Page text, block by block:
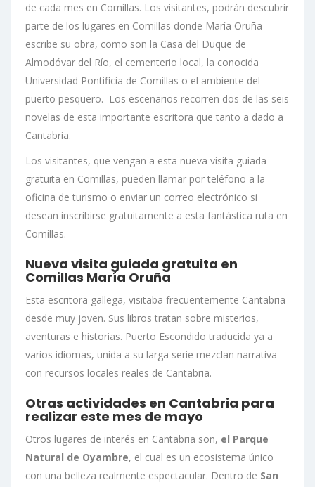
de cada mes en Comillas. Los visitantes, podrán descubrir
parte de los lugares en Comillas donde María Oruña
escribe su obra, como son la Casa del Duque de
Almodóvar del Río, el cementerio local, la conocida
Universidad Pontificia de Comillas o el ambiente del
puerto pesquero. Los escenarios recorren dos de las seis
novelas de esta importante escritora que tanto a dado a
Cantabria.
Los visitantes, que vengan a esta nueva visita guiada
gratuita en Comillas, pueden llamar por teléfono a la
oficina de turismo o enviar un correo electrónico si
desean inscribirse gratuitamente a esta fantástica ruta en
Comillas.
Nueva visita guiada gratuita en
Comillas María Oruña
Esta escritora gallega, visitaba frecuentemente Cantabria
desde muy joven. Sus libros tratan sobre misterios,
aventuras e historias. Puerto Escondido traducida ya a
varios idiomas, unida a su larga serie mezclan narrativa
con recursos locales reales de Cantabria.
Otras actividades en Cantabria para
realizar este mes de mayo
Otros lugares de interés en Cantabria son, el Parque
Natural de Oyambre, el cual es un ecosistema único
con una belleza realmente espectacular. Dentro de San